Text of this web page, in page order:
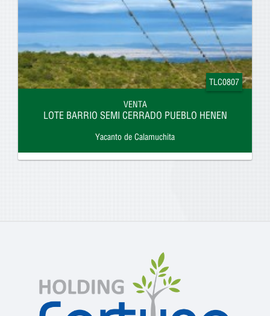
TLC0807
VENTA
LOTE BARRIO SEMI CERRADO PUEBLO HENEN
Yacanto de Calamuchita